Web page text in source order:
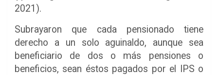
2021).
Subrayaron que cada pensionado tiene
derecho a un solo aguinaldo, aunque sea
beneficiario de dos o más pensiones o
beneficios, sean éstos pagados por el IPS o